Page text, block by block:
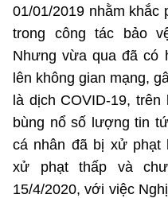
01/01/2019 nhằm khắc
trong công tác bảo
Nhưng vừa qua đã có
lên không gian mạng,
là dịch COVID-19, trên
bùng nổ số lượng tin
cá nhân đã bị xử phạt
xử phạt thấp và
15/4/2020, với việc